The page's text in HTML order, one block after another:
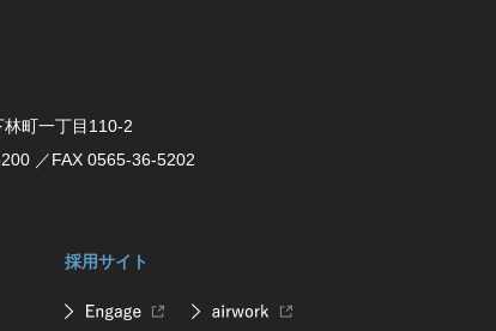
町⼀丁⽬110-2
／FAX 0565-36-5202
採用サイト